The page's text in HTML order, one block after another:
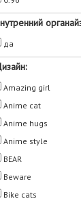
да
Amazing girl
Anime cat
Anime hugs
Anime style
BEAR
Beware
Bike cats